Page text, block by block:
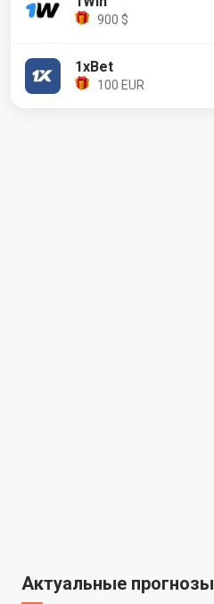
900 $
1xBet
100 EUR
Актуальные прогнозы